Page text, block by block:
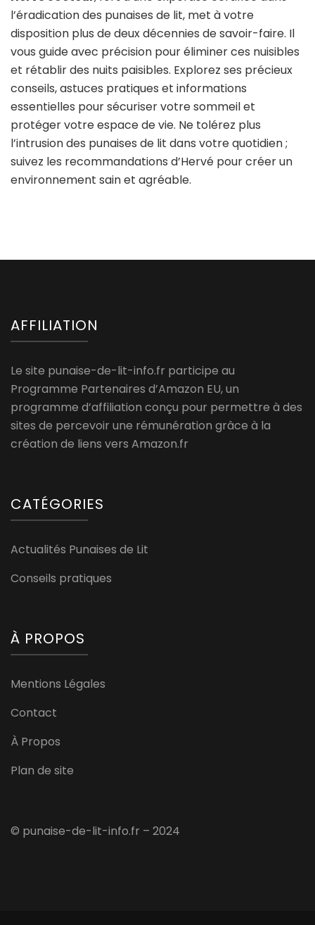
l’éradication des punaises de lit, met à votre
disposition plus de deux décennies de savoir-faire. Il
vous guide avec précision pour éliminer ces nuisibles
et rétablir des nuits paisibles. Explorez ses précieux
conseils, astuces pratiques et informations
essentielles pour sécuriser votre sommeil et
protéger votre espace de vie. Ne tolérez plus
l’intrusion des punaises de lit dans votre quotidien ;
suivez les recommandations d’Hervé pour créer un
environnement sain et agréable.
AFFILIATION
Le site punaise-de-lit-info.fr participe au
Programme Partenaires d’Amazon EU, un
programme d’affiliation conçu pour permettre à des
sites de percevoir une rémunération grâce à la
création de liens vers Amazon.fr
CATÉGORIES
Actualités Punaises de Lit
Conseils pratiques
À PROPOS
Mentions Légales
Contact
À Propos
Plan de site
© punaise-de-lit-info.fr – 2024